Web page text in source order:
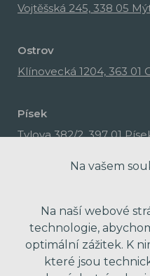
Vojtěšská 245, 338 05
Ostrov
Klínovecká 1204, 363 01
Písek
Tylova 382/2, 397 01
Na vašem
Na naší webové
technologie,
optimální zážitek. K
které jsou